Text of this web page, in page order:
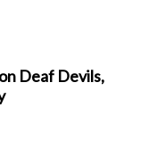
Deaf Devils,